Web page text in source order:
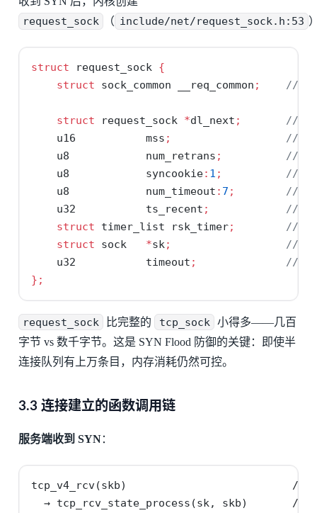
request_sock （ include/net/request_sock.h:53
struct request_sock {
struct sock_common __req_common ; // 五
struct request_sock *dl_next ;
//
    u16           mss
;
// 客
    u8            num_retrans
;
//
    u8            syncookie
: 1 ;
// 是
    u8            num_timeout
: 7 ;
// 超
    u32           ts_recent
;
// 客
struct timer_list rsk_timer;
//
struct sock *sk;
// 握
    u32           timeout
;
// 当
};
request_sock 比完整的 tcp_sock
小得多——几百
字节 vs 数千字节。这是 SYN Flood 防御的关键：即使半
连接队列有上万条目，内存消耗仍然可控。
3.3 连接建立的函数调用链
服务端收到 SYN：
tcp_v4_rcv(skb)                          //
→ tcp_rcv_state_process(sk, skb)       //